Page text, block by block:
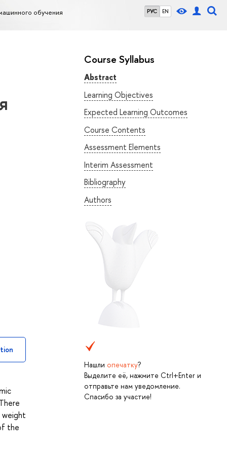
РУС EN
обучения
Course Syllabus
Abstract
Learning Objectives
Expected Learning Outcomes
Course Contents
Assessment Elements
Interim Assessment
Bibliography
Authors
Нашли опечатку?
Выделите её, нажмите Ctrl+Enter и
отправьте нам уведомление.
Спасибо за участие!
weight
the